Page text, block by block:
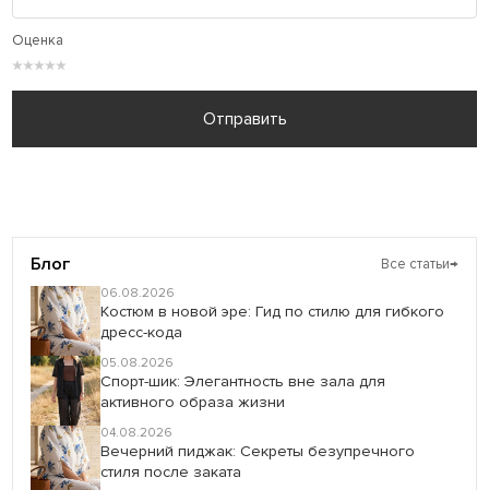
Оценка
★
★
★
★
★
Отправить
Блог Все статьи→
06.08.2026
Костюм в новой эре: Гид по стилю для гибкого
дресс-кода
05.08.2026
Спорт-шик: Элегантность вне зала для
активного образа жизни
04.08.2026
Вечерний пиджак: Секреты безупречного
стиля после заката